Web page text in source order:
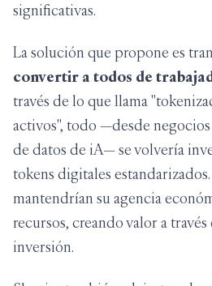
significativas.
La solución que propone es
convertir a todos de
través de lo que llama
activos", todo —desde negocios
de datos de iA— se volvería
tokens digitales estandarizados.
mantendrían su agencia
recursos, creando valor a
inversión.